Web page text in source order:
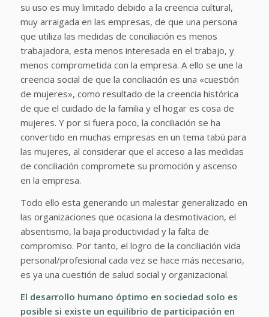
su uso es muy limitado debido a la creencia cultural,
muy arraigada en las empresas, de que una persona
que utiliza las medidas de conciliación es menos
trabajadora, esta menos interesada en el trabajo, y
menos comprometida con la empresa. A ello se une la
creencia social de que la conciliación es una «cuestión
de mujeres», como resultado de la creencia histórica
de que el cuidado de la familia y el hogar es cosa de
mujeres. Y por si fuera poco, la conciliación se ha
convertido en muchas empresas en un tema tabú para
las mujeres, al considerar que el acceso a las medidas
de conciliación compromete su promoción y ascenso
en la empresa.
Todo ello esta generando un malestar generalizado en
las organizaciones que ocasiona la desmotivacion, el
absentismo, la baja productividad y la falta de
compromiso. Por tanto, el logro de la conciliación vida
personal/profesional cada vez se hace más necesario,
es ya una cuestión de salud social y organizacional.
El desarrollo humano óptimo en sociedad solo es
posible si existe un equilibrio de participación en